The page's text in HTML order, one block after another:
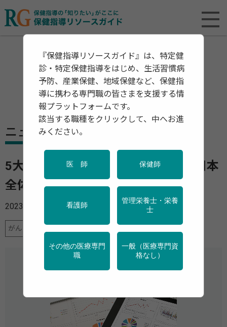
ニュース
5大陸のがん罹患状況が明らかに〜日本
全体としては初の掲載
2023年12月27日
がん
『保健指導リソースガイド』は、特定健
診・特定保健指導をはじめ、生活習慣病
予防、産業保健、地域保健など、保健指
導に携わる専門職の皆さまを支援する情
報プラットフォームです。
該当する職種をクリックして、中へお進
みください。
医 師 保健師
看護師
管理栄養士・栄養
士
その他の医療専門
職
一般（医療専門資
格なし）